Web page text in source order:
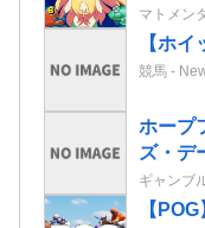
面白い
マトメン
【ホ
競馬 -
ホープ
ズ・デ
ギャンブ
【